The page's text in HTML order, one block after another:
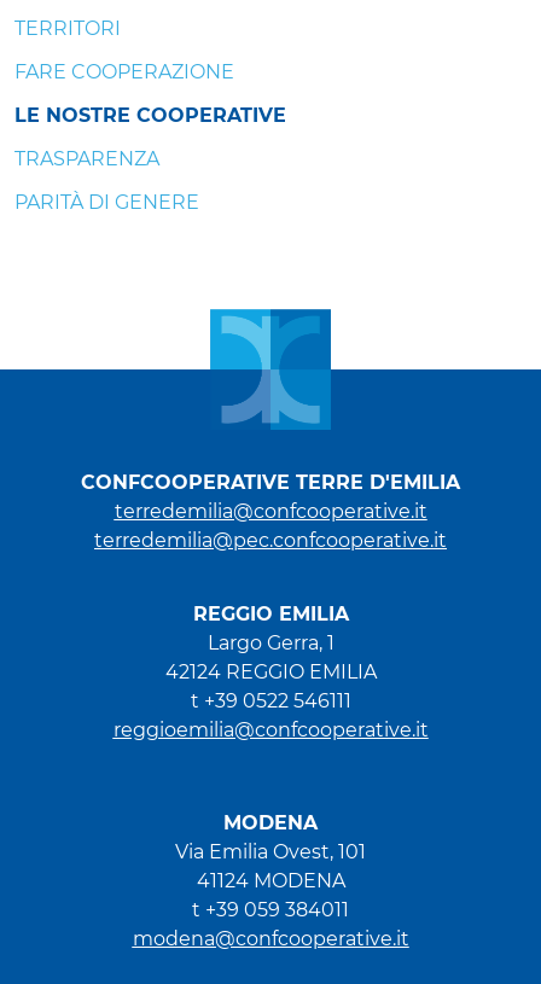
TERRITORI
FARE COOPERAZIONE
LE NOSTRE COOPERATIVE
TRASPARENZA
PARITÀ DI GENERE
CONFCOOPERATIVE TERRE D'EMILIA
terredemilia@confcooperative.it
terredemilia@pec.confcooperative.it
REGGIO EMILIA
Largo Gerra, 1
42124 REGGIO EMILIA
t +39 0522 546111
reggioemilia@confcooperative.it
MODENA
Via Emilia Ovest, 101
41124 MODENA
t +39 059 384011
modena@confcooperative.it